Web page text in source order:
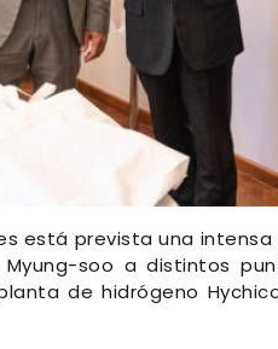
está prevista una
soo a distintos
de hidrógeno